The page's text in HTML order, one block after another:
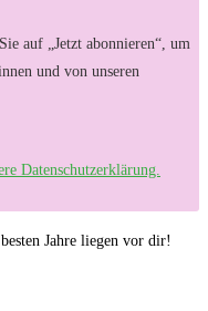
auf „Jetzt abonnieren“, um
und von unseren
Datenschutzerklärung.
Jahre liegen vor dir!